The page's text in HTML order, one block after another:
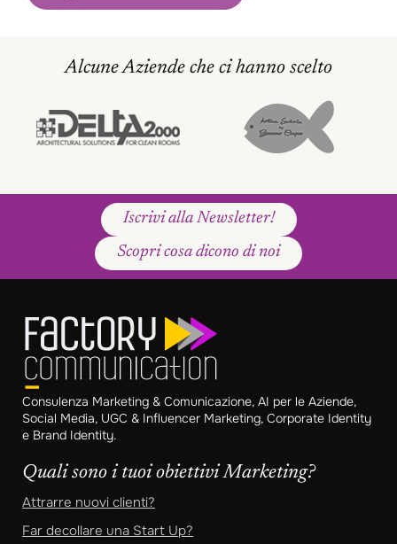
Alcune Aziende che ci hanno scelto
Iscrivi alla Newsletter!
Scopri cosa dicono di noi
Consulenza Marketing & Comunicazione, AI per le Aziende,
Social Media, UGC & Influencer Marketing, Corporate Identity
e Brand Identity.
Quali sono i tuoi obiettivi Marketing?
Attrarre nuovi clienti?
Far decollare una Start Up?